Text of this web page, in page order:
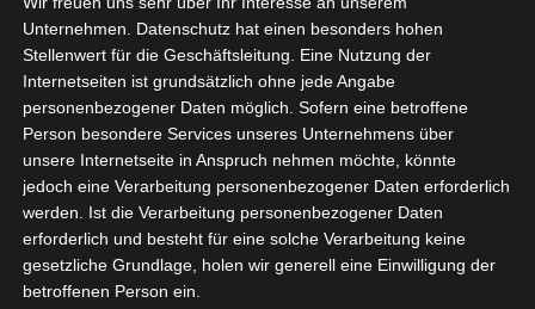
Gehe zu ...
Unternehmen. Datenschutz hat einen besonders hohen
Stellenwert für die Geschäftsleitung. Eine Nutzung der
Internetseiten ist grundsätzlich ohne jede Angabe
personenbezogener Daten möglich. Sofern eine betroffene
Person besondere Services unseres Unternehmens über
unsere Internetseite in Anspruch nehmen möchte, könnte
jedoch eine Verarbeitung personenbezogener Daten erforderlich
werden. Ist die Verarbeitung personenbezogener Daten
erforderlich und besteht für eine solche Verarbeitung keine
gesetzliche Grundlage, holen wir generell eine Einwilligung der
betroffenen Person ein.